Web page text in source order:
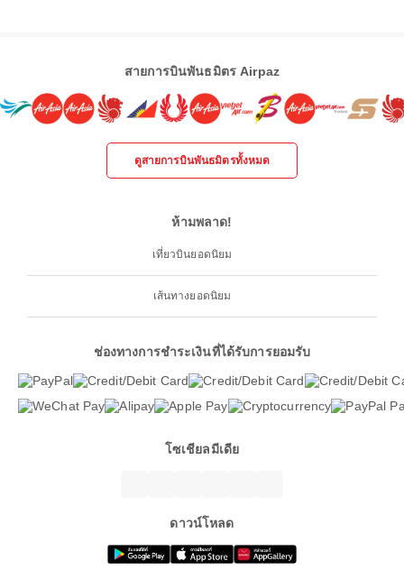
สายการบินพันธมิตร Airpaz
ดูสายการบินพันธมิตรทั้งหมด
ห้ามพลาด!
เที่ยวบินยอดนิยม
เส้นทางยอดนิยม
ช่องทางการชำระเงินที่ได้รับการยอมรับ
โซเชียลมีเดีย
ดาวน์โหลด